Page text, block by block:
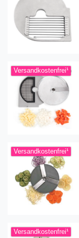
Versandkostenfrei¹
Versandkostenfrei¹
Versandkostenfrei¹